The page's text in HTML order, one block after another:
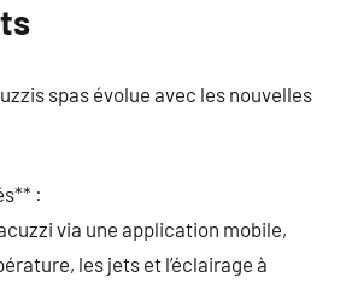
spas évolue avec les nouvelles
:
via une application mobile,
les jets et l’éclairage à